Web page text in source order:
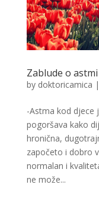
Zablude o astmi
by doktoricamica |
-Astma kod djece
pogoršava kako
hronična,
započeto i dobro
normalan i
ne može...